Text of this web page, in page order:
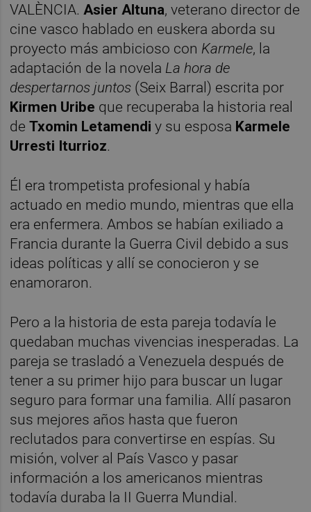
VALÈNCIA. Asier Altuna, veterano director de
cine vasco hablado en euskera aborda su
proyecto más ambicioso con Karmele, la
adaptación de la novela La hora de
despertarnos juntos (Seix Barral) escrita por
Kirmen Uribe que recuperaba la historia real
deTxomin Letamendi y su esposa Karmele
Urresti Iturrioz.
Él era trompetista profesional y había
actuado en medio mundo, mientras que ella
era enfermera. Ambos se habían exiliado a
Francia durante la Guerra Civil debido a sus
ideas políticas y allí se conocieron y se
enamoraron.
Pero a la historia de esta pareja todavía le
quedaban muchas vivencias inesperadas. La
pareja se trasladó a Venezuela después de
tener a su primer hijo para buscar un lugar
seguro para formar una familia. Allí pasaron
sus mejores años hasta que fueron
reclutados para convertirse en espías. Su
misión, volver al País Vasco y pasar
información a los americanos mientras
todavía duraba la II Guerra Mundial.